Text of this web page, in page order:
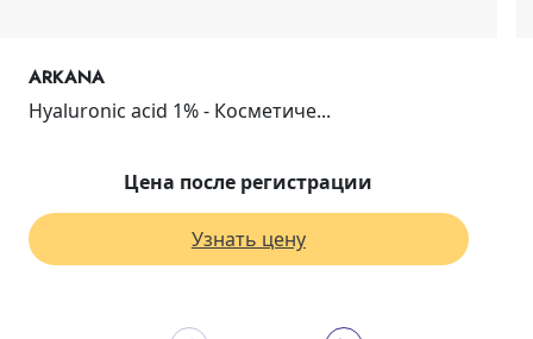
ARKANA
Hyaluronic acid 1% - Косметиче...
Цена после регистрации
Узнать цену